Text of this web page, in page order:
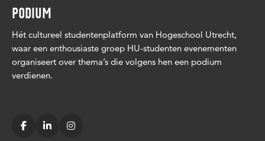
PODIUM
Hét cultureel studentenplatform van Hogeschool Utrecht,
waar een enthousiaste groep HU-studenten evenementen
organiseert over thema’s die volgens hen een podium
verdienen.